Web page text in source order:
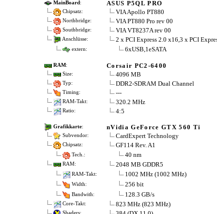
MainBoard: ASUS P5QL PRO
Chipsatz: VIA Apollo PT880
Northbridge: VIA PT880 Pro rev 00
Southbridge: VIA VT8237A rev 00
Anschlüsse: 2 x PCI Express 2.0 x16,3 x PCI
extern: 6xUSB,1eSATA
RAM: Corsair PC2-6400
Size: 4096 MB
Typ: DDR2-SDRAM Dual Channel
Timing: ---
RAM-Takt: 320.2 MHz
Ratio: 4:5
Grafikkarte: nVidia GeForce GTX 560 Ti
Subvendor: CardExpert Technology
Chipsatz: GF114 Rev. A1
Tech.: 40 nm
RAM: 2048 MB GDDR5
RAM-Takt: 1002 MHz (1002 MHz)
Width: 256 bit
Bandwith: 128.3 GB/s
Core-Takt: 823 MHz (823 MHz)